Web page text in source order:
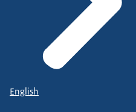
English